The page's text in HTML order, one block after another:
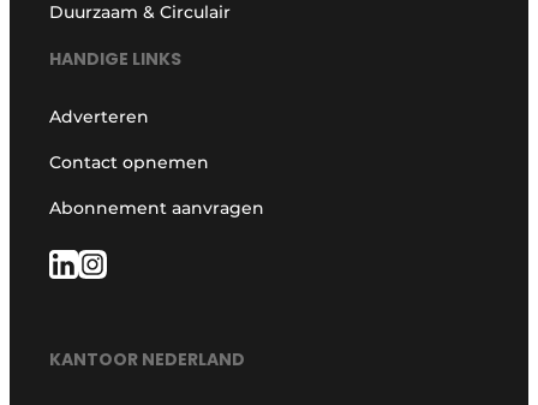
Duurzaam & Circulair
HANDIGE LINKS
Adverteren
Contact opnemen
Abonnement aanvragen
KANTOOR NEDERLAND